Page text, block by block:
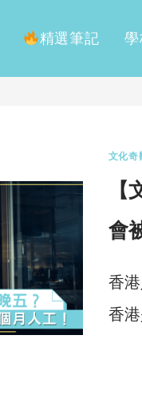
精選筆記
文化奇
會
香
香